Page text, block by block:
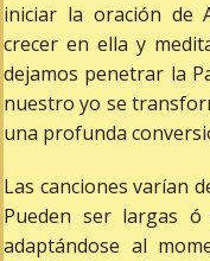
iniciar la oración de
crecer en ella y
dejamos penetrar la
nuestro yo se
una profunda
Las canciones varían
Pueden ser largas
adaptándose al